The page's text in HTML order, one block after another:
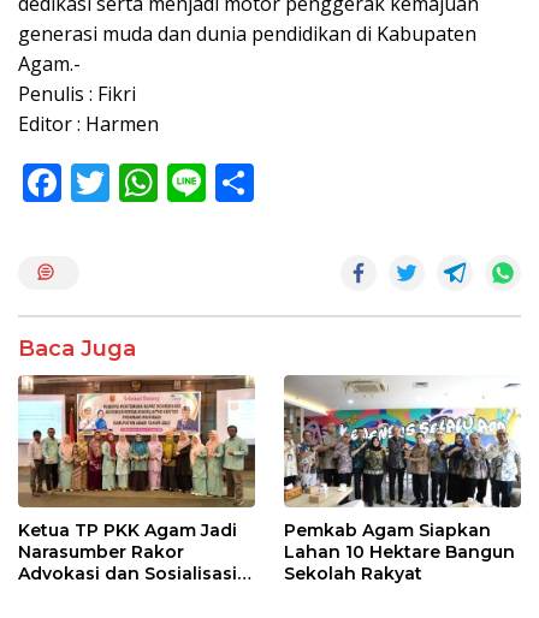
generasi muda dan dunia pendidikan di Kabupaten
Agam.-
Penulis : Fikri
Editor : Harmen
F
o
o
k
T W
p
p
Li
Baca Juga
Ketua TP PKK Agam Jadi
Narasumber Rakor
Advokasi dan Sosialisasi
Pemkab Agam Siapkan
Lahan 10 Hektare Bangun
Sekolah Rakyat